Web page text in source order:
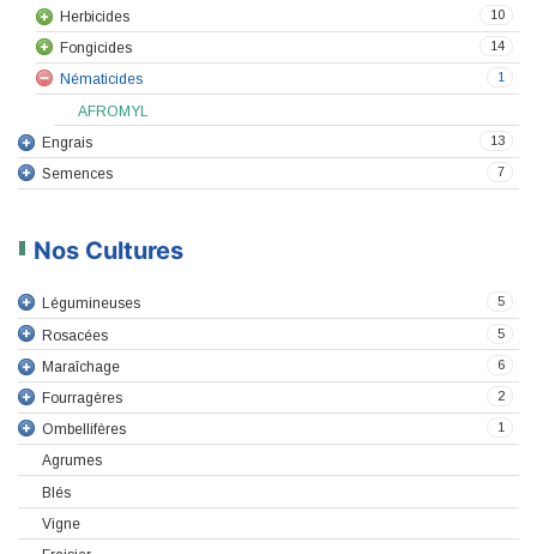
10
Herbicides
14
Fongicides
1
Nématicides
AFROMYL
13
Engrais
7
Semences
Nos Cultures
5
Légumineuses
5
Rosacées
6
Maraîchage
2
Fourragères
1
Ombellifères
Agrumes
Blés
Vigne